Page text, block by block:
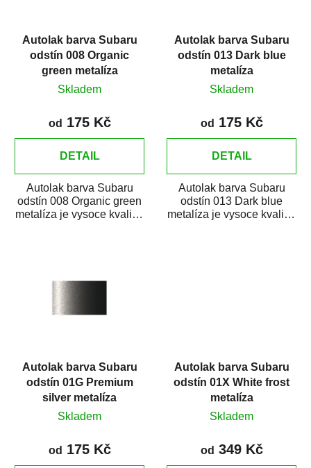
ů
Autolak barva Subaru
odstín 008 Organic
green metalíza
Skladem
od 175 Kč
DETAIL
Autolak barva Subaru
odstín 008 Organic green
metalíza je vysoce kvalitní
Autolak barva Subaru
odstín 013 Dark blue
metalíza
Skladem
od 175 Kč
DETAIL
Autolak barva Subaru
odstín 013 Dark blue
metalíza je vysoce kvalitní
Autolak barva Subaru
odstín 01G Premium
silver metalíza
Skladem
od 175 Kč
Autolak barva Subaru
odstín 01X White frost
metalíza
Skladem
od 349 Kč